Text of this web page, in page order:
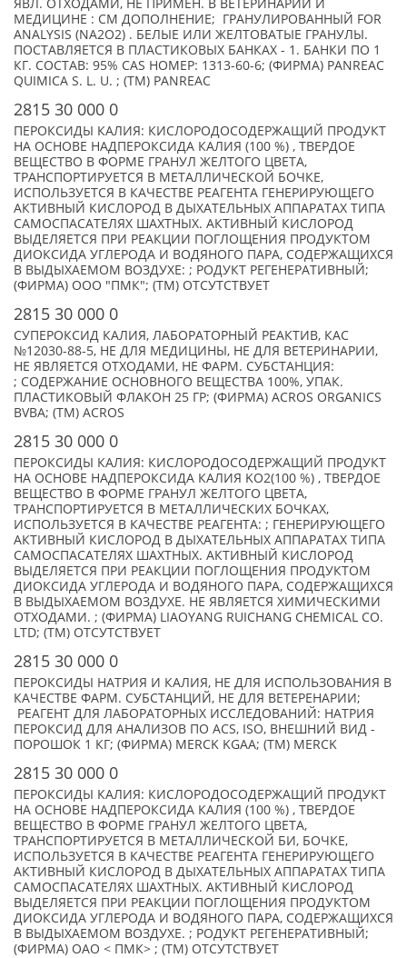
ЯВЛ. ОТХОДАМИ, НЕ ПРИМЕН. В ВЕТЕРИНАРИИ И
МЕДИЦИНЕ : СМ ДОПОЛНЕНИЕ; ГРАНУЛИРОВАННЫЙ FOR
ANALYSIS (NA2O2) . БЕЛЫЕ ИЛИ ЖЕЛТОВАТЫЕ ГРАНУЛЫ.
ПОСТАВЛЯЕТСЯ В ПЛАСТИКОВЫХ БАНКАХ - 1. БАНКИ ПО 1
КГ. СОСТАВ: 95% CAS НОМЕР: 1313-60-6; (ФИРМА) PANREAC
QUIMICA S. L. U. ; (TM) PANREAC
2815 30 000 0
ПЕРОКСИДЫ КАЛИЯ: КИСЛОРОДОСОДЕРЖАЩИЙ ПРОДУКТ
НА ОСНОВЕ НАДПЕРОКСИДА КАЛИЯ (100 %) , ТВЕРДОЕ
ВЕЩЕСТВО В ФОРМЕ ГРАНУЛ ЖЕЛТОГО ЦВЕТА,
ТРАНСПОРТИРУЕТСЯ В МЕТАЛЛИЧЕСКОЙ БОЧКЕ,
ИСПОЛЬЗУЕТСЯ В КАЧЕСТВЕ РЕАГЕНТА ГЕНЕРИРУЮЩЕГО
АКТИВНЫЙ КИСЛОРОД В ДЫХАТЕЛЬНЫХ АППАРАТАХ ТИПА
САМОСПАСАТЕЛЯХ ШАХТНЫХ. АКТИВНЫЙ КИСЛОРОД
ВЫДЕЛЯЕТСЯ ПРИ РЕАКЦИИ ПОГЛОЩЕНИЯ ПРОДУКТОМ
ДИОКСИДА УГЛЕРОДА И ВОДЯНОГО ПАРА, СОДЕРЖАЩИХСЯ
В ВЫДЫХАЕМОМ ВОЗДУХЕ: ; РОДУКТ РЕГЕНЕРАТИВНЫЙ;
(ФИРМА) ООО "ПМК"; (TM) ОТСУТСТВУЕТ
2815 30 000 0
СУПЕРОКСИД КАЛИЯ, ЛАБОРАТОРНЫЙ РЕАКТИВ, КАС
№12030-88-5, НЕ ДЛЯ МЕДИЦИНЫ, НЕ ДЛЯ ВЕТЕРИНАРИИ,
НЕ ЯВЛЯЕТСЯ ОТХОДАМИ, НЕ ФАРМ. СУБСТАНЦИЯ:
; СОДЕРЖАНИЕ ОСНОВНОГО ВЕЩЕСТВА 100%, УПАК.
ПЛАСТИКОВЫЙ ФЛАКОН 25 ГР; (ФИРМА) ACROS ORGANICS
BVBA; (TM) ACROS
2815 30 000 0
ПЕРОКСИДЫ КАЛИЯ: КИСЛОРОДОСОДЕРЖАЩИЙ ПРОДУКТ
НА ОСНОВЕ НАДПЕРОКСИДА КАЛИЯ KO2(100 %) , ТВЕРДОЕ
ВЕЩЕСТВО В ФОРМЕ ГРАНУЛ ЖЕЛТОГО ЦВЕТА,
ТРАНСПОРТИРУЕТСЯ В МЕТАЛЛИЧЕСКИХ БОЧКАХ,
ИСПОЛЬЗУЕТСЯ В КАЧЕСТВЕ РЕАГЕНТА: ; ГЕНЕРИРУЮЩЕГО
АКТИВНЫЙ КИСЛОРОД В ДЫХАТЕЛЬНЫХ АППАРАТАХ ТИПА
САМОСПАСАТЕЛЯХ ШАХТНЫХ. АКТИВНЫЙ КИСЛОРОД
ВЫДЕЛЯЕТСЯ ПРИ РЕАКЦИИ ПОГЛОЩЕНИЯ ПРОДУКТОМ
ДИОКСИДА УГЛЕРОДА И ВОДЯНОГО ПАРА, СОДЕРЖАЩИХСЯ
В ВЫДЫХАЕМОМ ВОЗДУХЕ. НЕ ЯВЛЯЕТСЯ ХИМИЧЕСКИМИ
ОТХОДАМИ. ; (ФИРМА) LIAOYANG RUICHANG CHEMICAL CO.
LTD; (TM) ОТСУТСТВУЕТ
2815 30 000 0
ПЕРОКСИДЫ НАТРИЯ И КАЛИЯ, НЕ ДЛЯ ИСПОЛЬЗОВАНИЯ В
КАЧЕСТВЕ ФАРМ. СУБСТАНЦИЙ, НЕ ДЛЯ ВЕТЕРЕНАРИИ;
РЕАГЕНТ ДЛЯ ЛАБОРАТОРНЫХ ИССЛЕДОВАНИЙ: НАТРИЯ
ПЕРОКСИД ДЛЯ АНАЛИЗОВ ПО ACS, ISO, ВНЕШНИЙ ВИД -
ПОРОШОК 1 КГ; (ФИРМА) MERCK KGAA; (TM) MERCK
2815 30 000 0
ПЕРОКСИДЫ КАЛИЯ: КИСЛОРОДОСОДЕРЖАЩИЙ ПРОДУКТ
НА ОСНОВЕ НАДПЕРОКСИДА КАЛИЯ (100 %) , ТВЕРДОЕ
ВЕЩЕСТВО В ФОРМЕ ГРАНУЛ ЖЕЛТОГО ЦВЕТА,
ТРАНСПОРТИРУЕТСЯ В МЕТАЛЛИЧЕСКОЙ БИ, БОЧКЕ,
ИСПОЛЬЗУЕТСЯ В КАЧЕСТВЕ РЕАГЕНТА ГЕНЕРИРУЮЩЕГО
АКТИВНЫЙ КИСЛОРОД В ДЫХАТЕЛЬНЫХ АППАРАТАХ ТИПА
САМОСПАСАТЕЛЯХ ШАХТНЫХ. АКТИВНЫЙ КИСЛОРОД
ВЫДЕЛЯЕТСЯ ПРИ РЕАКЦИИ ПОГЛОЩЕНИЯ ПРОДУКТОМ
ДИОКСИДА УГЛЕРОДА И ВОДЯНОГО ПАРА, СОДЕРЖАЩИХСЯ
В ВЫДЫХАЕМОМ ВОЗДУХЕ. ; РОДУКТ РЕГЕНЕРАТИВНЫЙ;
(ФИРМА) ОАО < ПМК> ; (TM) ОТСУТСТВУЕТ